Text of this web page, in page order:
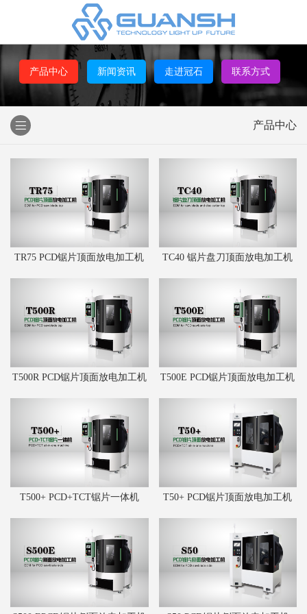
产品中心 新闻资讯 走进冠石 联系方式
产品中心
TR75 PCD锯片顶面放电加工机 TC40 锯片盘刀顶面放电加工机
T500R PCD锯片顶面放电加工机 T500E PCD锯片顶面放电加工机
T500+ PCD+TCT锯片一体机 T50+ PCD锯片顶面放电加工机